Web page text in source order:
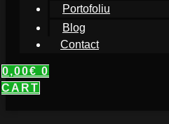
Portofoliu
Blog
Contact
0,00€ 0
CART